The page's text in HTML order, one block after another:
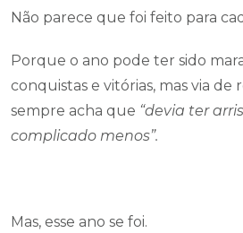
Não parece que foi feito para
Porque o ano pode ter sido
conquistas e vitórias, mas via de
sempre acha que “devia ter
complicado menos”.
Mas, esse ano se foi.